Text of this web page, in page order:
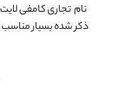
نام تجاری کامفی
ذکر شده بسیار مناسب